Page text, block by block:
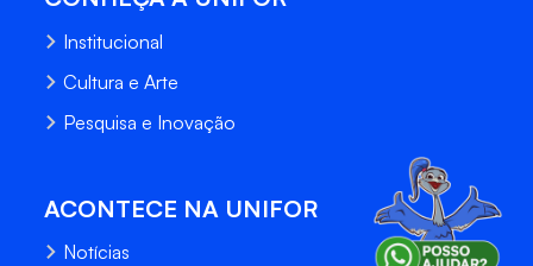
Institucional
Cultura e Arte
Pesquisa e Inovação
ACONTECE NA UNIFOR
Notícias